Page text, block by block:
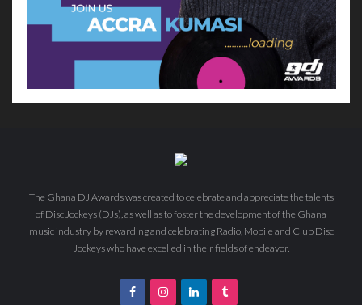
The Ghana DJ Awards was created to celebrate and appreciate the talents
of Disc Jockeys (DJs), as well as to foster the development of the Ghana
music industry by rewarding and celebrating Radio, Mobile and Club Disc
Jockeys who have excelled in their fields of endeavor.